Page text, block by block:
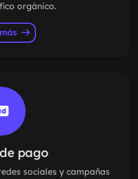
orgánico.
pago
sociales y campañas